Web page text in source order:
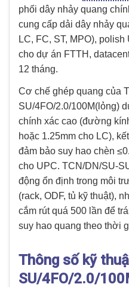
phối dây nhảy quang
cung cấp dải dây nhảy
LC, FC, ST, MPO),
cho dự án FTTH,
12 tháng.
Cơ chế ghép quang của
SU/4FO/2.0/100M(lỏng)
chính xác cao (đường
hoặc 1.25mm cho LC),
đảm bảo suy hao chèn
cho UPC. TCN/DN/SU-
động ổn định trong môi
(rack, ODF, tủ kỹ thuật),
cắm rút quá 500 lần để
suy hao quang theo thời
Thông số kỹ
SU/4FO/2.0/